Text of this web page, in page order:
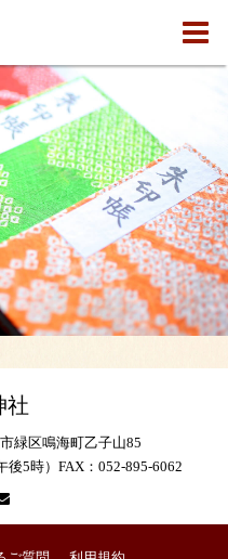
社
緑区鳴海町乙子山85
後5時）FAX：052-895-6062